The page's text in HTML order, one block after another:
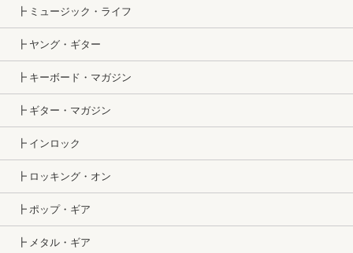
┣ ミュージック・ライフ
┣ ヤング・ギター
┣ キーボード・マガジン
┣ ギター・マガジン
┣ インロック
┣ ロッキング・オン
┣ ポップ・ギア
┣ メタル・ギア